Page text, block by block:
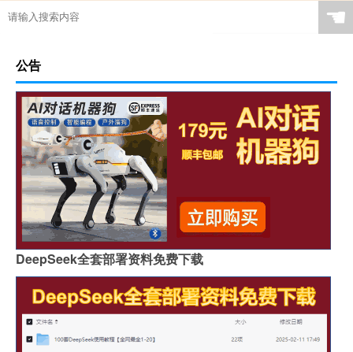
☚
公告
DeepSeek全套部署资料免费下载